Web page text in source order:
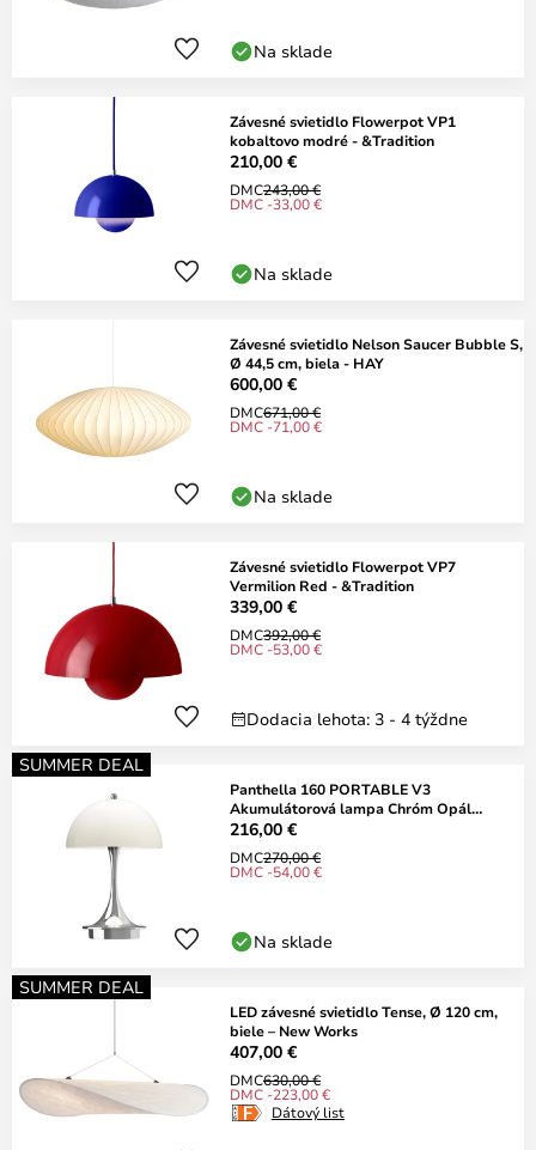
Na sklade
Závesné svietidlo Flowerpot VP1
kobaltovo modré - &Tradition
210,00 €
DMC243,00 €
DMC -33,00 €
Na sklade
Závesné svietidlo Nelson Saucer Bubble S,
Ø 44,5 cm, biela - HAY
600,00 €
DMC671,00 €
DMC -71,00 €
Na sklade
Závesné svietidlo Flowerpot VP7
Vermilion Red - &Tradition
339,00 €
DMC392,00 €
DMC -53,00 €
Dodacia lehota: 3 - 4 týždne
SUMMER DEAL
Panthella 160 PORTABLE V3
Akumulátorová lampa Chróm Opál
Béžová - Louis Poulsen
216,00 €
DMC270,00 €
DMC -54,00 €
Na sklade
SUMMER DEAL
LED závesné svietidlo Tense, Ø 120 cm,
biele – New Works
407,00 €
DMC630,00 €
DMC -223,00 €
Dátový list